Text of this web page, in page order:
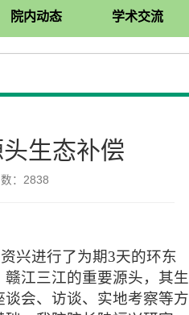
院内动态 学术交流
生态补偿
： 2838
兴进行了为期3天的环东
江三江的重要源头，其生
会、访谈、实地考察等方